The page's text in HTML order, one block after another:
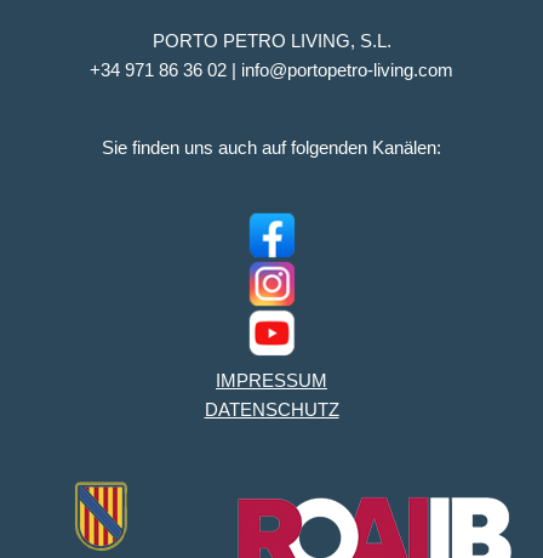
PORTO PETRO LIVING, S.L.
+34 971 86 36 02 | info@portopetro-living.com
Sie finden uns auch auf folgenden Kanälen:
IMPRESSUM
DATENSCHUTZ